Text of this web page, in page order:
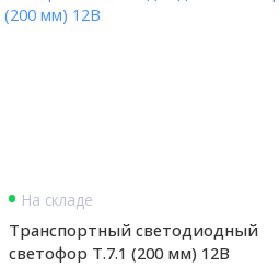
На складе
Транспортный светодиодный
светофор Т.7.1 (200 мм) 12В